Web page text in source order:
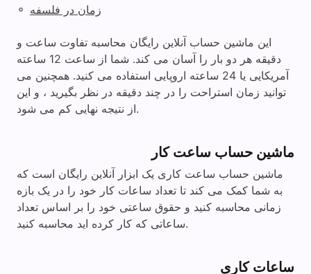
◦ زمان در فلسفه
این ماشین حساب آنلاین رایگان محاسبه تفاوت ساعت و
دقیقه هر دو بار را آسان می کند. شما از ساعت 12 ساعته
آمریکایی یا 24 ساعته اروپایی استفاده می کنید. همچنین می
توانید زمان استراحت را در چند دقیقه در نظر بگیرید ، و این
از نتیجه نهایی کم می شود.
ماشین حساب ساعت کار
ماشین حساب ساعت کاری یک ابزار آنلاین رایگان است که
به شما کمک می کند تا تعداد ساعات کار خود را در یک بازه
زمانی محاسبه کنید و حقوق ساعتی خود را بر اساس تعداد
ساعاتی که کار کرده اید محاسبه کنید.
ساعات کاری